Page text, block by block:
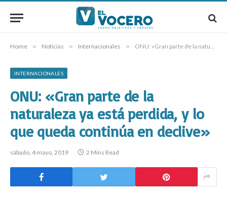
Home » Noticias » Internacionales » ONU: «Gran parte de la naturaleza ya está perdida, y lo que queda continúa en declive»
INTERNACIONALES
ONU: «Gran parte de la
naturaleza ya está perdida, y lo
que queda continúa en declive»
sábado, 4 mayo, 2019 2 Mins Read